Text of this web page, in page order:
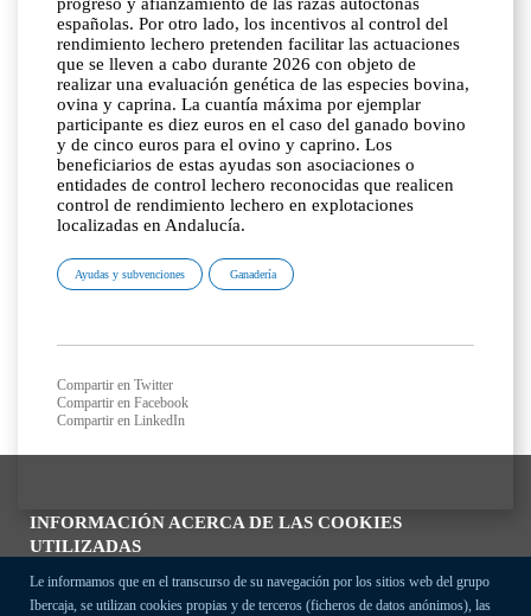
INFORMACIÓN ACERCA DE LAS COOKIES
UTILIZADAS
Le informamos que en el transcurso de su navegación por los sitios web del grupo
Ibercaja, se utilizan cookies propias y de terceros (ficheros de datos anónimos), las
españolas. Por otro lado, los incentivos al control del
rendimiento lechero pretenden facilitar las actuaciones
que se lleven a cabo durante 2026 con objeto de
realizar una evaluación genética de las especies bovina,
ovina y caprina. La cuantía máxima por ejemplar
participante es diez euros en el caso del ganado bovino
y de cinco euros para el ovino y caprino. Los
beneficiarios de estas ayudas son asociaciones o
entidades de control lechero reconocidas que realicen
control de rendimiento lechero en explotaciones
localizadas en Andalucía.
Ayudas y subvenciones Ganadería
Compartir en Twitter
Compartir en Facebook
Compartir en LinkedIn